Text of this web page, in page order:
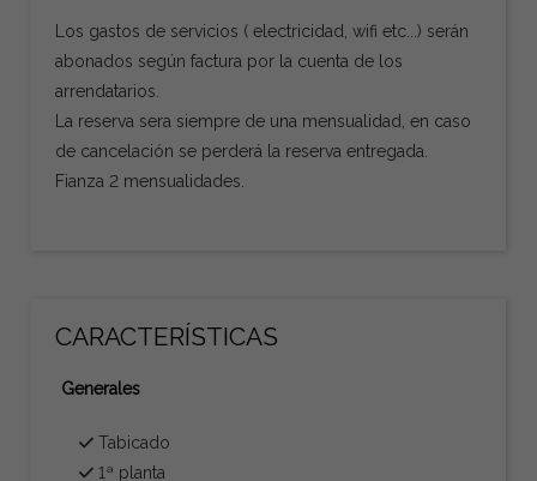
Los gastos de servicios ( electricidad, wifi etc...) serán
abonados según factura por la cuenta de los
arrendatarios.
La reserva sera siempre de una mensualidad, en caso
de cancelación se perderá la reserva entregada.
Fianza 2 mensualidades.
CARACTERÍSTICAS
Generales
Tabicado
1ª planta